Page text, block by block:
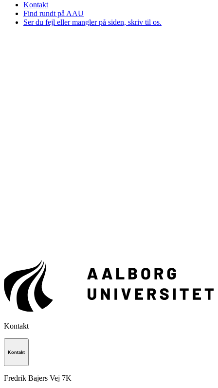
Kontakt
Find rundt på AAU
Ser du fejl eller mangler på siden, skriv til os.
Kontakt
Kontakt
Fredrik Bajers Vej 7K